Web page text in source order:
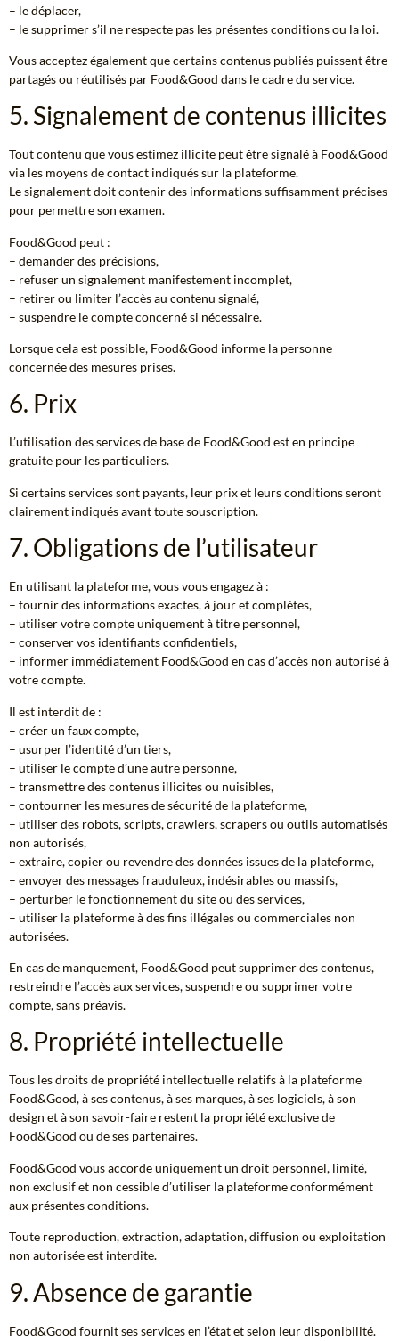
– le déplacer,
– le supprimer s’il ne respecte pas les présentes conditions ou la loi.
Vous acceptez également que certains contenus publiés puissent être
partagés ou réutilisés par Food&Good dans le cadre du service.
5. Signalement de contenus illicites
Tout contenu que vous estimez illicite peut être signalé à Food&Good
via les moyens de contact indiqués sur la plateforme.
Le signalement doit contenir des informations suffisamment précises
pour permettre son examen.
Food&Good peut :
– demander des précisions,
– refuser un signalement manifestement incomplet,
– retirer ou limiter l’accès au contenu signalé,
– suspendre le compte concerné si nécessaire.
Lorsque cela est possible, Food&Good informe la personne
concernée des mesures prises.
6. Prix
L’utilisation des services de base de Food&Good est en principe
gratuite pour les particuliers.
Si certains services sont payants, leur prix et leurs conditions seront
clairement indiqués avant toute souscription.
7. Obligations de l’utilisateur
En utilisant la plateforme, vous vous engagez à :
– fournir des informations exactes, à jour et complètes,
– utiliser votre compte uniquement à titre personnel,
– conserver vos identifiants confidentiels,
– informer immédiatement Food&Good en cas d’accès non autorisé à
votre compte.
Il est interdit de :
– créer un faux compte,
– usurper l’identité d’un tiers,
– utiliser le compte d’une autre personne,
– transmettre des contenus illicites ou nuisibles,
– contourner les mesures de sécurité de la plateforme,
– utiliser des robots, scripts, crawlers, scrapers ou outils automatisés
non autorisés,
– extraire, copier ou revendre des données issues de la plateforme,
– envoyer des messages frauduleux, indésirables ou massifs,
– perturber le fonctionnement du site ou des services,
– utiliser la plateforme à des fins illégales ou commerciales non
autorisées.
En cas de manquement, Food&Good peut supprimer des contenus,
restreindre l’accès aux services, suspendre ou supprimer votre
compte, sans préavis.
8. Propriété intellectuelle
Tous les droits de propriété intellectuelle relatifs à la plateforme
Food&Good, à ses contenus, à ses marques, à ses logiciels, à son
design et à son savoir-faire restent la propriété exclusive de
Food&Good ou de ses partenaires.
Food&Good vous accorde uniquement un droit personnel, limité,
non exclusif et non cessible d’utiliser la plateforme conformément
aux présentes conditions.
Toute reproduction, extraction, adaptation, diffusion ou exploitation
non autorisée est interdite.
9. Absence de garantie
Food&Good fournit ses services en l’état et selon leur disponibilité.